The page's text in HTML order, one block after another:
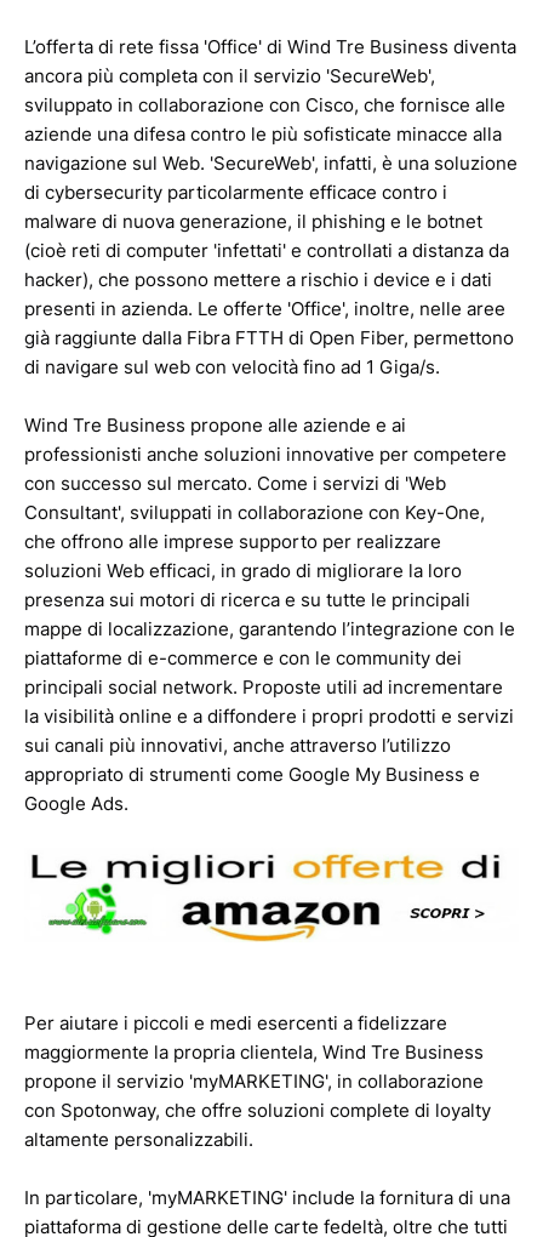
L’offerta di rete fissa 'Office' di Wind Tre Business diventa
ancora più completa con il servizio 'SecureWeb',
sviluppato in collaborazione con Cisco, che fornisce alle
aziende una difesa contro le più sofisticate minacce alla
navigazione sul Web. 'SecureWeb', infatti, è una soluzione
di cybersecurity particolarmente efficace contro i
malware di nuova generazione, il phishing e le botnet
(cioè reti di computer 'infettati' e controllati a distanza da
hacker), che possono mettere a rischio i device e i dati
presenti in azienda. Le offerte 'Office', inoltre, nelle aree
già raggiunte dalla Fibra FTTH di Open Fiber, permettono
di navigare sul web con velocità fino ad 1 Giga/s.
Wind Tre Business propone alle aziende e ai
professionisti anche soluzioni innovative per competere
con successo sul mercato. Come i servizi di 'Web
Consultant', sviluppati in collaborazione con Key-One,
che offrono alle imprese supporto per realizzare
soluzioni Web efficaci, in grado di migliorare la loro
presenza sui motori di ricerca e su tutte le principali
mappe di localizzazione, garantendo l’integrazione con le
piattaforme di e-commerce e con le community dei
principali social network. Proposte utili ad incrementare
la visibilità online e a diffondere i propri prodotti e servizi
sui canali più innovativi, anche attraverso l’utilizzo
appropriato di strumenti come Google My Business e
Google Ads.
Per aiutare i piccoli e medi esercenti a fidelizzare
maggiormente la propria clientela, Wind Tre Business
propone il servizio 'myMARKETING', in collaborazione
con Spotonway, che offre soluzioni complete di loyalty
altamente personalizzabili.
In particolare, 'myMARKETING' include la fornitura di una
piattaforma di gestione delle carte fedeltà, oltre che tutti